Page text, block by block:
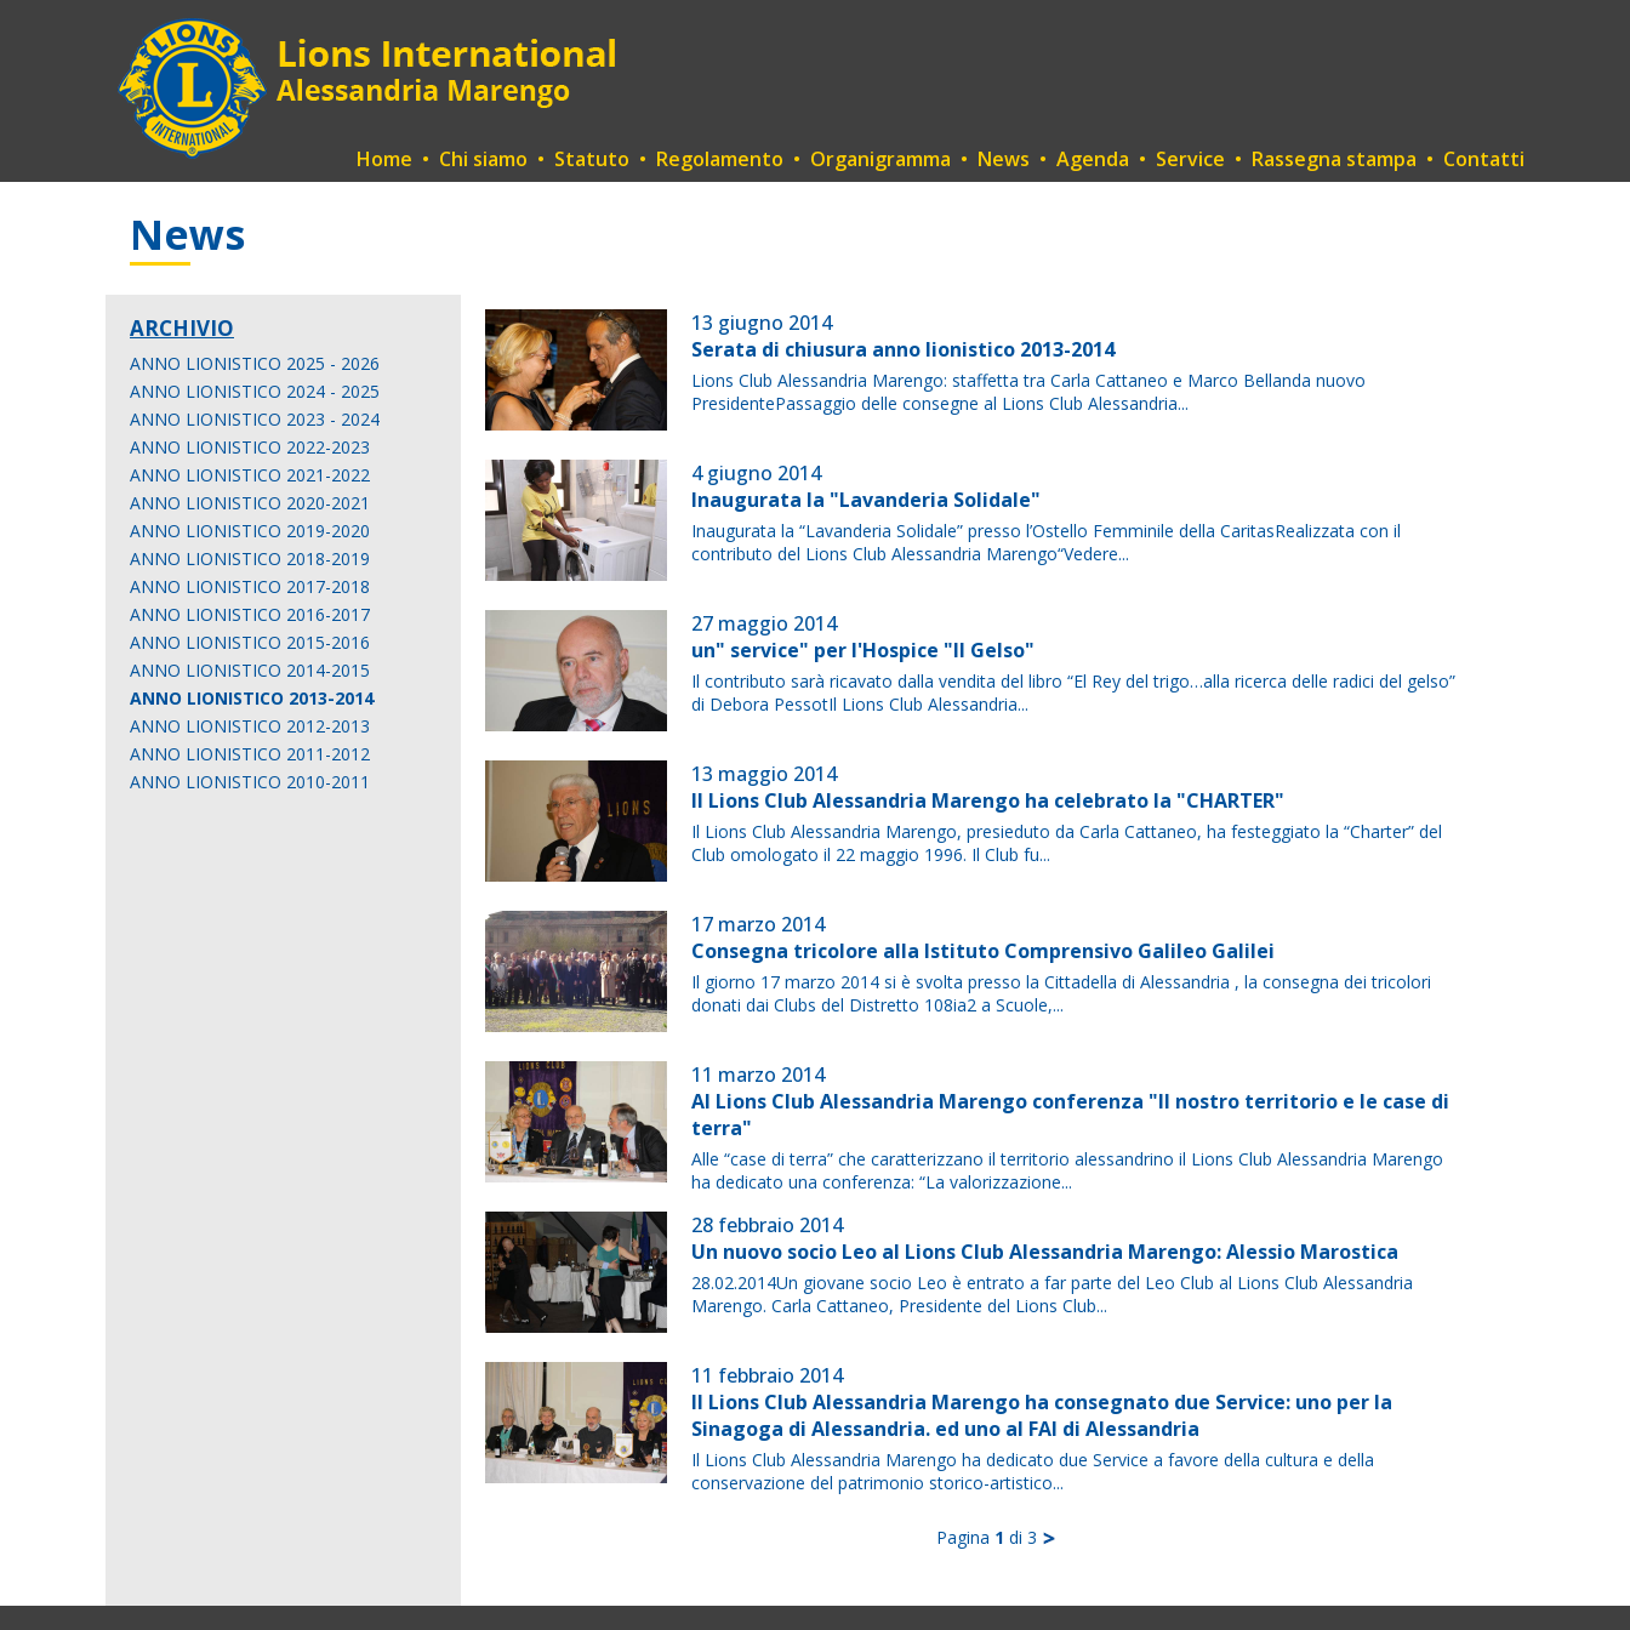
Home • Chi siamo • Statuto • Regolamento • Organigramma • News • Agenda • Service • Rassegna stampa • Contatti
News
ARCHIVIO
ANNO LIONISTICO 2025 - 2026
ANNO LIONISTICO 2024 - 2025
ANNO LIONISTICO 2023 - 2024
ANNO LIONISTICO 2022-2023
ANNO LIONISTICO 2021-2022
ANNO LIONISTICO 2020-2021
ANNO LIONISTICO 2019-2020
ANNO LIONISTICO 2018-2019
ANNO LIONISTICO 2017-2018
ANNO LIONISTICO 2016-2017
ANNO LIONISTICO 2015-2016
ANNO LIONISTICO 2014-2015
ANNO LIONISTICO 2013-2014
ANNO LIONISTICO 2012-2013
ANNO LIONISTICO 2011-2012
ANNO LIONISTICO 2010-2011
13 giugno 2014
Serata di chiusura anno lionistico 2013-2014
Lions Club Alessandria Marengo: staffetta tra Carla Cattaneo e Marco Bellanda nuovo
PresidentePassaggio delle consegne al Lions Club Alessandria...
4 giugno 2014
Inaugurata la "Lavanderia Solidale"
Inaugurata la “Lavanderia Solidale” presso l’Ostello Femminile della CaritasRealizzata con il
contributo del Lions Club Alessandria Marengo“Vedere...
27 maggio 2014
un" service" per l'Hospice "Il Gelso"
Il contributo sarà ricavato dalla vendita del libro “El Rey del trigo…alla ricerca delle radici del gelso”
di Debora PessotIl Lions Club Alessandria...
13 maggio 2014
Il Lions Club Alessandria Marengo ha celebrato la "CHARTER"
Il Lions Club Alessandria Marengo, presieduto da Carla Cattaneo, ha festeggiato la “Charter” del
Club omologato il 22 maggio 1996. Il Club fu...
17 marzo 2014
Consegna tricolore alla Istituto Comprensivo Galileo Galilei
Il giorno 17 marzo 2014 si è svolta presso la Cittadella di Alessandria , la consegna dei tricolori
donati dai Clubs del Distretto 108ia2 a Scuole,...
11 marzo 2014
Al Lions Club Alessandria Marengo conferenza "Il nostro territorio e le case di
terra"
Alle “case di terra” che caratterizzano il territorio alessandrino il Lions Club Alessandria Marengo
ha dedicato una conferenza: “La valorizzazione...
28 febbraio 2014
Un nuovo socio Leo al Lions Club Alessandria Marengo: Alessio Marostica
28.02.2014Un giovane socio Leo è entrato a far parte del Leo Club al Lions Club Alessandria
Marengo. Carla Cattaneo, Presidente del Lions Club...
11 febbraio 2014
Il Lions Club Alessandria Marengo ha consegnato due Service: uno per la
Sinagoga di Alessandria. ed uno al FAI di Alessandria
Il Lions Club Alessandria Marengo ha dedicato due Service a favore della cultura e della
conservazione del patrimonio storico-artistico...
Pagina 1 di 3